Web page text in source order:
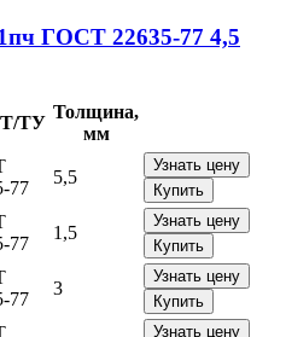
ГОСТ 22635-77 4,5
ТУ
Толщина,
мм
77
5,5
Узнать цену
Купить
77
1,5
Узнать цену
Купить
77
3
Узнать цену
Купить
Узнать цену